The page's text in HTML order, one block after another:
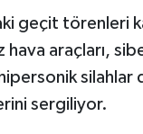
geçit törenleri
hava araçları,
silahlar
sergiliyor.